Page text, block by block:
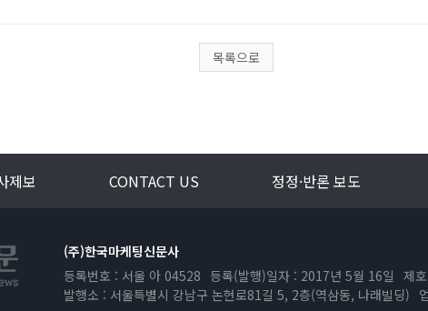
목록으로
제보 CONTACT US 정정·반론 보도
(주)한국마케팅신문사
등록번호 : 서울 아 04528 등록(발행)일자 : 2017년 5월 16일 제
발행소 : 서울특별시 강남구 논현로81길 5, 2층(역삼동, 나래빌딩)